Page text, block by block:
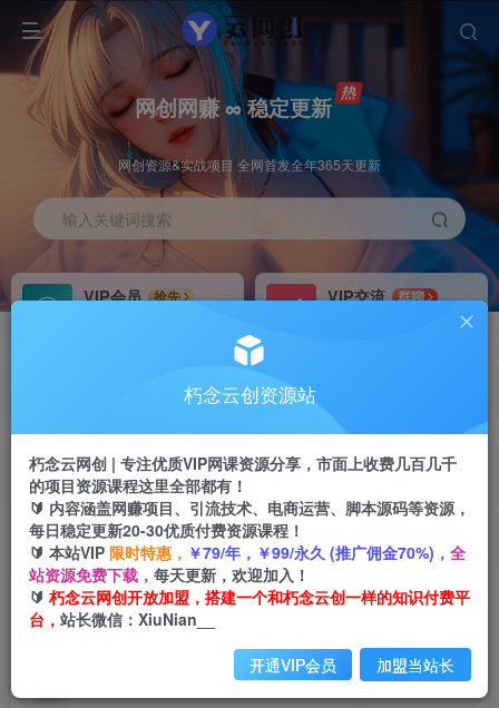
网创网赚 ∞ 稳定更新
网创资源&实战项目 全网首发全年365天更新
输入关键词搜索
VIP会员
抢先
VIP交流
群聊
研究探讨更多创业项目路子。
会员专属推广链接
四导航 导航
APP下载
GO
首页 创业课程 会员免费 正文
全新地图标注教程，简单易上手，不需要营业执
照，挑战月入过万
关注 私信
朽念云创资源站
朽念云网创 | 专注优质VIP网课资源分享，市面上收费几百几千
的项目资源课程这里全部都有！
🔰 内容涵盖网赚项目、引流技术、电商运营、脚本源码等资源，
每日稳定更新20-30优质付费资源课程！
🔰 本站VIP 限时特惠， ￥79/年，￥99/永久 (推广佣金70%)， 全
站资源免费下载， 每天更新，欢迎加入！
🔰 朽念云网创开放加盟，搭建一个和朽念云创一样的知识付费平
台， 站长微信：XiuNian__
开通VIP会员 加盟当站长